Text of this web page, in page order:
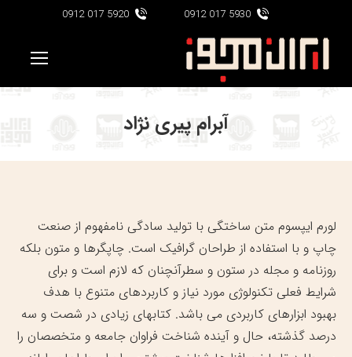
5930 017 0912
5920 017 0912
آبرام پیری نژاد
لورم ایپسوم متن ساختگی با تولید سادگی نامفهوم از صنعت
چاپ و با استفاده از طراحان گرافیک است. چاپگرها و متون بلکه
روزنامه و مجله در ستون و سطرآنچنان که لازم است و برای
شرایط فعلی تکنولوژی مورد نیاز و کاربردهای متنوع با هدف
بهبود ابزارهای کاربردی می باشد. کتابهای زیادی در شصت و سه
درصد گذشته، حال و آینده شناخت فراوان جامعه و متخصصان را